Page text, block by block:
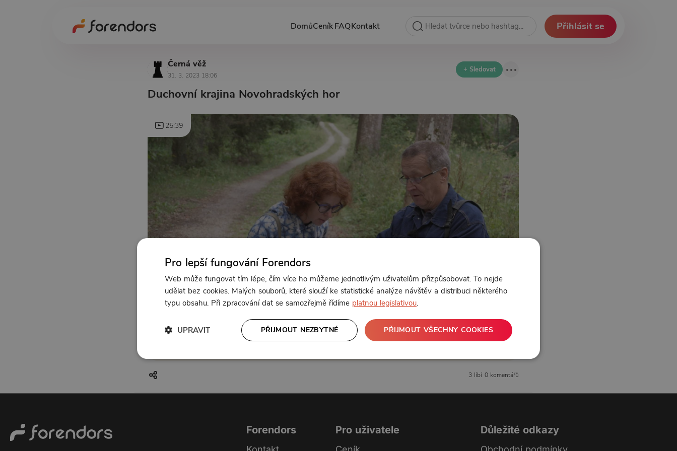
DomůCeníkFAQKontakt Přihlásit se
Černá věž
31. 3. 2023 18:06
+ Sledovat
Duchovní krajina Novohradských hor
25:39
Od 69 Kč měsíčně
Klikněte pro odemčení nebo sepřihlaste
3 líbí 0 komentářů
Forendors Pro uživatele Důležité odkazy
Pro lepší fungování Forendors
Web může fungovat tím lépe, čím více ho můžeme jednotlivým uživatelům přizpůsobovat. To nejde
udělat bez cookies. Malých souborů, které slouží ke statistické analýze návštěv a distribuci některého
typu obsahu. Při zpracování dat se samozřejmě řídíme platnou legislativou.
PŘIJMOUT VŠECHNY COOKIES
PŘIJMOUT NEZBYTNÉ
UPRAVIT